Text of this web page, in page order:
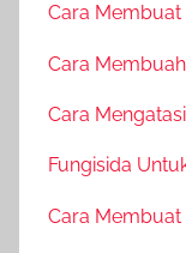
Cara Membuat
Cara
Cara
Fungisida
Cara Membuat